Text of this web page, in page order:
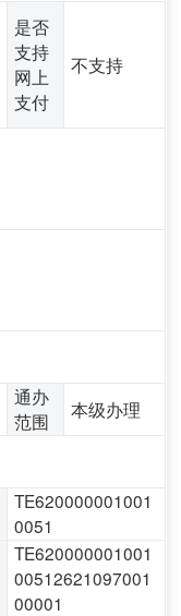
是否
支持
网上
支付
不支持
通办
范围
本级办理
TE620000001001
0051
TE620000001001
00512621097001
00001